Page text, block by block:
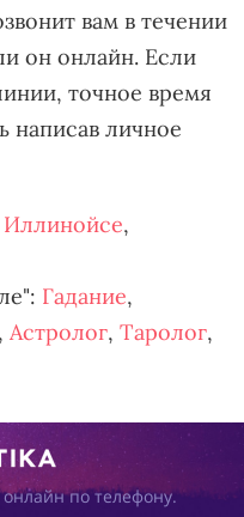
вам в течении
он онлайн. Если
точное время
написав личное
Иллинойсе,
Гадание,
, Астролог, Таролог,
по телефону.